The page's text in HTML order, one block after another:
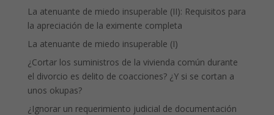
La atenuante de miedo insuperable (II): Requisitos para
la apreciación de la eximente completa
La atenuante de miedo insuperable (I)
¿Cortar los suministros de la vivienda común durante
el divorcio es delito de coacciones? ¿Y si se cortan a
unos okupas?
¿Ignorar un requerimiento judicial de documentación